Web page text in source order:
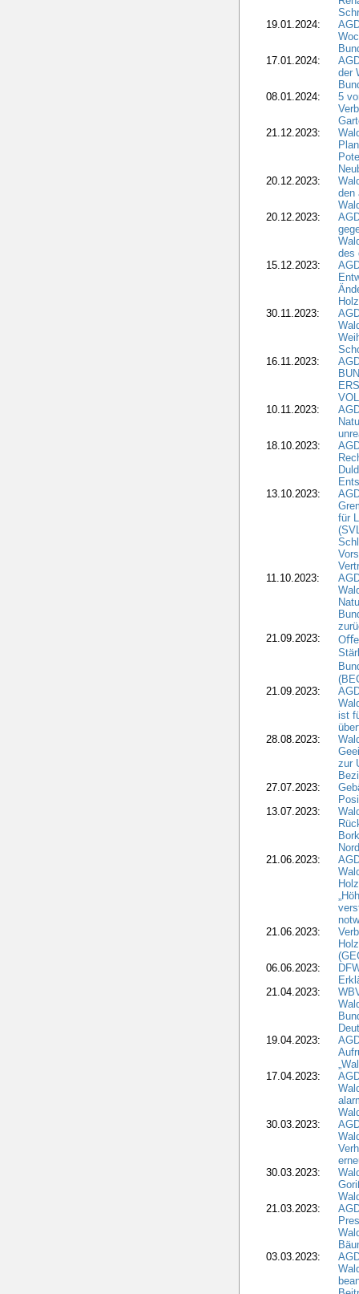
19.01.2024:
17.01.2024:
der
08.01.2024:
5
21.12.2023:
20.12.2023:
den
20.12.2023:
des
15.12.2023:
30.11.2023:
16.11.2023:
10.11.2023:
18.10.2023:
13.10.2023:
für
11.10.2023:
21.09.2023:
21.09.2023:
ist
28.08.2023:
zur
27.07.2023:
13.07.2023:
21.06.2023:
21.06.2023:
06.06.2023:
21.04.2023:
19.04.2023:
17.04.2023:
30.03.2023:
30.03.2023:
21.03.2023:
03.03.2023: